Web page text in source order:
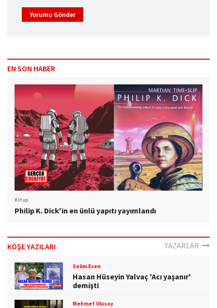
Yorumu Gönder
EN SON HABER
Kitap
Philip K. Dick'in en ünlü yapıtı yayımlandı
KÖŞE YAZILARI YAZARLAR
Selim Esen
Hasan Hüseyin Yalvaç 'Acı yaşanır'
demişti
Mehmet Ulusoy